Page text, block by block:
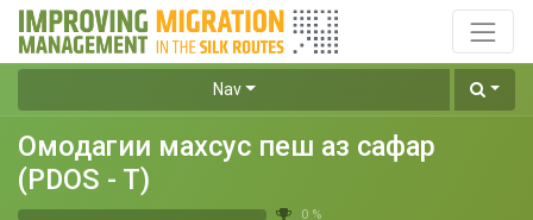
Nav
Омодагии махсус пеш аз сафар
(PDOS - T)
0 %